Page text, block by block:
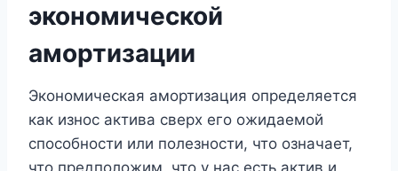
экономической
амортизации
Экономическая амортизация определяется
как износ актива сверх его ожидаемой
способности или полезности, что означает,
что предположим, что у нас есть актив и